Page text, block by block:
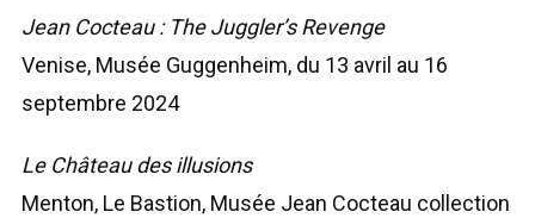
Jean Cocteau : The Juggler’s Revenge
Venise, Musée Guggenheim, du 13 avril au 16
septembre 2024
Le Château des illusions
Menton, Le Bastion, Musée Jean Cocteau collection